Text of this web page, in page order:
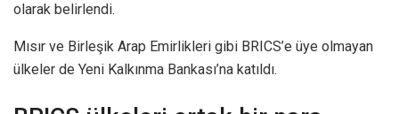
olarak belirlendi.
Mısır ve Birleşik Arap Emirlikleri gibi BRICS’e üye olmayan
ülkeler de Yeni Kalkınma Bankası’na katıldı.